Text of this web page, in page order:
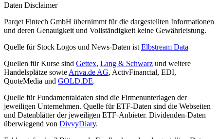
Daten Disclaimer
Parqet Fintech GmbH übernimmt für die dargestellten Informationen
und deren Genauigkeit und Vollständigkeit keine Gewährleistung.
Quelle für Stock Logos und News-Daten ist Elbstream Data
Quellen für Kurse sind Gettex, Lang & Schwarz und weitere
Handelsplätze sowie Ariva.de AG, ActivFinancial, EDI,
QuoteMedia und GOLD.DE.
Quelle für Fundamentaldaten sind die Firmenunterlagen der
jeweiligen Unternehmen. Quelle für ETF-Daten sind die Webseiten
und Datenblätter der jeweiligen ETF-Anbieter. Dividenden-Daten
überwiegend von DivvyDiary.